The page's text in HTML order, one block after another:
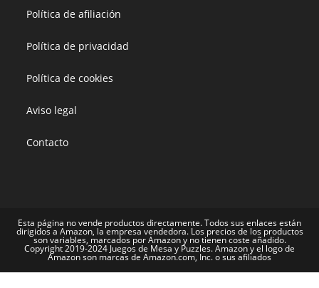
Política de afiliación
Política de privacidad
Política de cookies
Aviso legal
Contacto
Esta página no vende productos directamente. Todos sus enlaces están
dirigidos a Amazon, la empresa vendedora. Los precios de los productos
son variables, marcados por Amazon y no tienen coste añadido.
Copyright 2019-2024 Juegos de Mesa y Puzzles. Amazon y el logo de
Amazon son marcas de Amazon.com, Inc. o sus afiliados